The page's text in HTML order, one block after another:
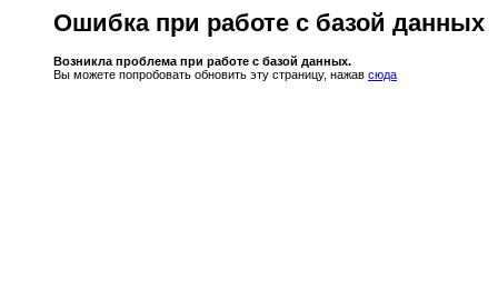
Ошибка при работе с базой данных
Возникла проблема при работе с базой данных.
Вы можете попробовать обновить эту страницу, нажав сюда